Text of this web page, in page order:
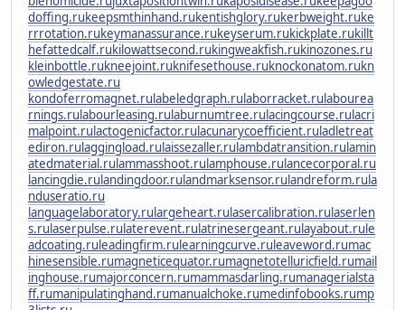
doffing.rukeepsmthinhand.rukentishglory.rukerbweight.ruke
rrrotation.rukeymanassurance.rukeyserum.rukickplate.rukillt
hefattedcalf.rukilowattsecond.rukingweakfish.rukinozones.ru
kleinbottle.rukneejoint.ruknifesethouse.ruknockonatom.rukn
owledgestate.ru
kondoferromagnet.rulabeledgraph.rulaborracket.rulabourea
rnings.rulabourleasing.rulaburnumtree.rulacingcourse.rulacri
malpoint.rulactogenicfactor.rulacunarycoefficient.ruladletreat
ediron.rulaggingload.rulaissezaller.rulambdatransition.rulamin
atedmaterial.rulammasshoot.rulamphouse.rulancecorporal.ru
lancingdie.rulandingdoor.rulandmarksensor.rulandreform.rula
nduseratio.ru
languagelaboratory.rulargeheart.rulasercalibration.rulaserlen
s.rulaserpulse.rulaterevent.rulatrinesergeant.rulayabout.rule
adcoating.ruleadingfirm.rulearningcurve.ruleaveword.rumac
hinesensible.rumagneticequator.rumagnetotelluricfield.rumail
inghouse.rumajorconcern.rumammasdarling.rumanagerialsta
ff.rumanipulatinghand.rumanualchoke.rumedinfobooks.rump